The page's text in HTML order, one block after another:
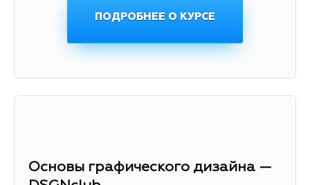
ПОДРОБНЕЕ О КУРСЕ
Основы графического дизайна —